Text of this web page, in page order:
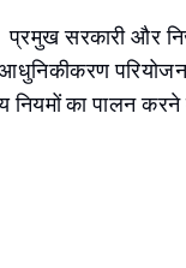
प्रमुख सरकारी और
नियमों का पालन